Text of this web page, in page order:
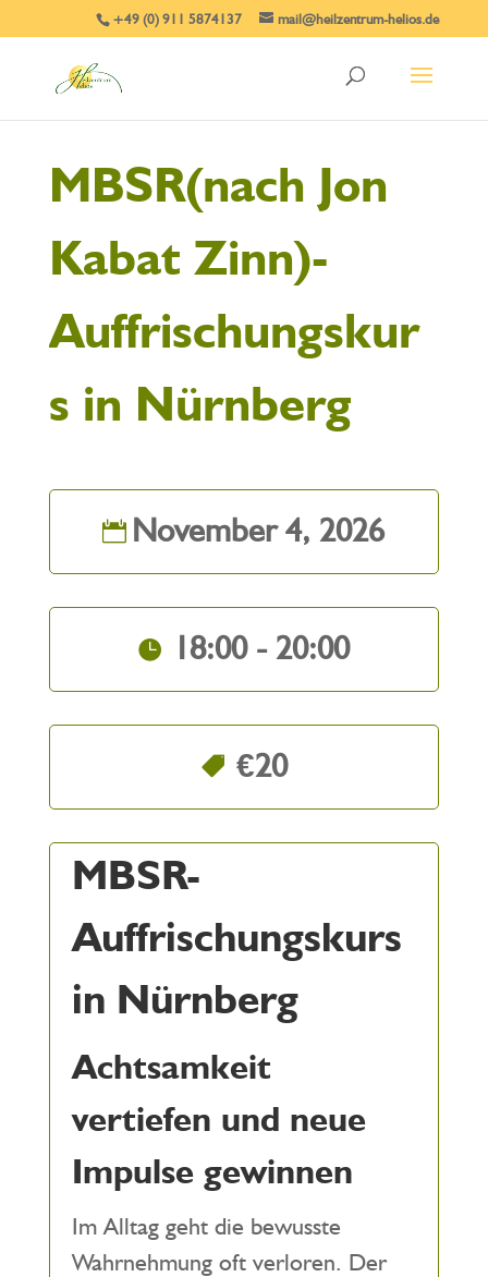
+49 (0) 911 5874137 mail@heilzentrum-helios.de
MBSR(nach Jon
Kabat Zinn)-
Auffrischungskur
s in Nürnberg
November 4, 2026
18:00 - 20:00
€20
MBSR-
Auffrischungskurs
in Nürnberg
Achtsamkeit
vertiefen und neue
Impulse gewinnen
Im Alltag geht die bewusste
Wahrnehmung oft verloren. Der